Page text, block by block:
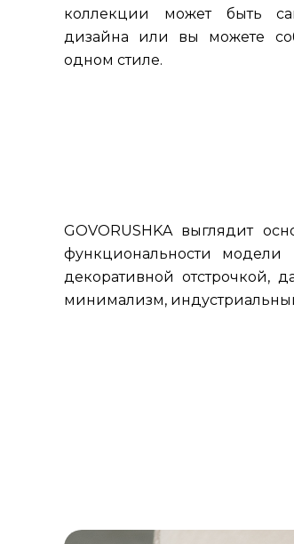
коллекции может быть
дизайна или вы можете
одном стиле.
GOVORUSHKA выглядит
функциональности
декоративной отстрочкой,
минимализм,